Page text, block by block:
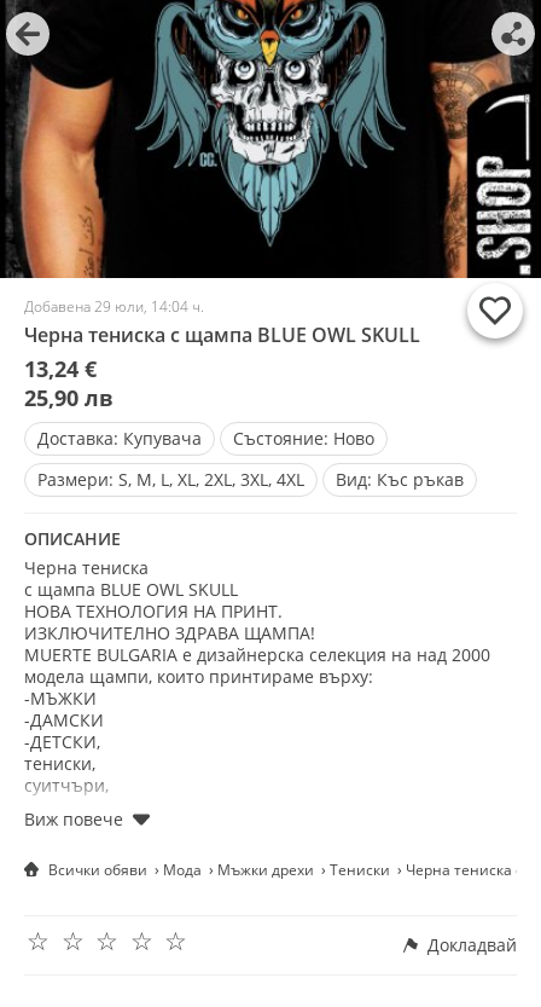
Добавена 29 юли, 14:04 ч.
Черна тениска с щампа BLUE OWL SKULL
13,24 €
25,90 лв
Доставка: Купувача Състояние: Ново
Размери: S, M, L, XL, 2XL, 3XL, 4XL Вид: Къс ръкав
ОПИСАНИЕ
Черна тениска
с щампа BLUE OWL SKULL
НОВА ТЕХНОЛОГИЯ НА ПРИНТ.
ИЗКЛЮЧИТЕЛНО ЗДРАВА ЩАМПА!
MUERTE BULGARIA е дизайнерска селекция на над 2000
модела щампи, които принтираме върху:
-МЪЖКИ
-ДАМСКИ
-ДЕТСКИ,
тениски,
суитчъри,
потници....
Работим
място качествени!Нашите тениски се отличават с
индивидуален дизайн и атрактивна визия, които ще ви
Всички обяви Мода Мъжки дрехи Тениски Черна тениска с
☆
☆
☆
☆
☆ Докладвай